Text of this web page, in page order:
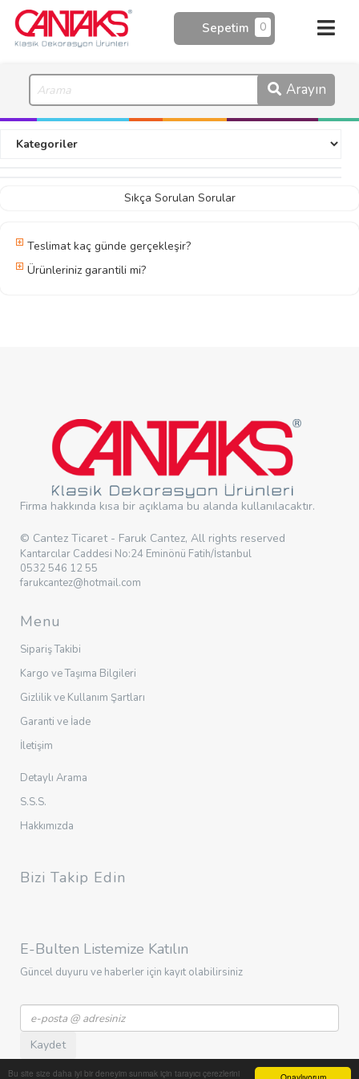
Bu site size daha iyi bir deneyim sunmak için tarayıcı çerezlerini
0
Sepetim
Arayın
Sıkça Sorulan Sorular
Teslimat kaç günde gerçekleşir?
Ürünleriniz garantili mi?
Firma hakkında kısa bir açıklama bu alanda kullanılacaktır.
© Cantez Ticaret - Faruk Cantez, All rights reserved
Kantarcılar Caddesi No:24 Eminönü Fatih/İstanbul
0532 546 12 55
farukcantez@hotmail.com
Menu
Sipariş Takibi
Kargo ve Taşıma Bilgileri
Gizlilik ve Kullanım Şartları
Garanti ve İade
İletişim
Detaylı Arama
S.S.S.
Hakkımızda
Bizi Takip Edin
E-Bulten Listemize Katılın
Güncel duyuru ve haberler için kayıt olabilirsiniz
Kaydet